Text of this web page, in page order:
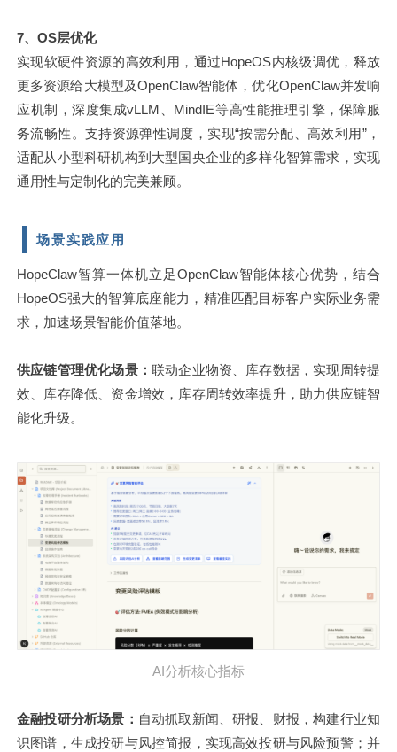
7、OS层优化
实现软硬件资源的高效利用，通过HopeOS内核级调优，释放
更多资源给大模型及OpenClaw智能体，优化OpenClaw并发响
应机制，深度集成vLLM、MindIE等高性能推理引擎，保障服
务流畅性。支持资源弹性调度，实现“按需分配、高效利用”，
适配从小型科研机构到大型国央企业的多样化智算需求，实现
通用性与定制化的完美兼顾。
场景实践应用
HopeClaw智算一体机立足OpenClaw智能体核心优势，结合
HopeOS强大的智算底座能力，精准匹配目标客户实际业务需
求，加速场景智能价值落地。
供应链管理优化场景： 联动企业物资、库存数据，实现周转提
效、库存降低、资金增效，库存周转效率提升，助力供应链智
能化升级。
AI分析核心指标
金融投研分析场景： 自动抓取新闻、研报、财报，构建行业知
识图谱，生成投研与风控简报，实现高效投研与风险预警；并